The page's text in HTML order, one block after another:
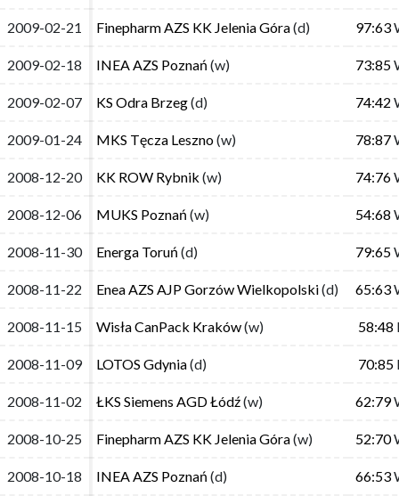
2009-02-21 Finepharm AZS KK Jelenia Góra(d) 97:63
2009-02-18 INEA AZS Poznań (w) 73:85
2009-02-07 KS Odra Brzeg(d) 74:42
2009-01-24 MKS Tęcza Leszno(w) 78:87
2008-12-20 KK ROW Rybnik (w) 74:76
2008-12-06 MUKS Poznań (w) 54:68
2008-11-30 Energa Toruń (d) 79:65
2008-11-22 Enea AZS AJP Gorzów Wielkopolski(d) 65:63
2008-11-15 Wisła CanPack Kraków(w) 58:48
2008-11-09 LOTOS Gdynia(d) 70:85
2008-11-02 ŁKS Siemens AGD Łódź(w) 62:79
2008-10-25 Finepharm AZS KK Jelenia Góra(w) 52:70
2008-10-18 INEA AZS Poznań (d) 66:53
2009-02-21 Finepharm AZS KK Jelenia Góra(d) 97:63
2009-02-18 INEA AZS Poznań (w) 73:85
2009-02-07 KS Odra Brzeg(d) 74:42
2009-01-24 MKS Tęcza Leszno(w) 78:87
2008-12-20 KK ROW Rybnik (w) 74:76
2008-12-06 MUKS Poznań (w) 54:68
2008-11-30 Energa Toruń (d) 79:65
2008-11-22 Enea AZS AJP Gorzów Wielkopolski(d) 65:63
2008-11-15 Wisła CanPack Kraków(w) 58:48
2008-11-09 LOTOS Gdynia(d) 70:85
2008-11-02 ŁKS Siemens AGD Łódź(w) 62:79
2008-10-25 Finepharm AZS KK Jelenia Góra(w) 52:70
2008-10-18 INEA AZS Poznań (d) 66:53